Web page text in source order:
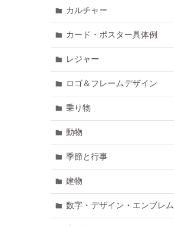
カルチャー
カード・ポスター具体例
レジャー
ロゴ＆フレームデザイン
乗り物
動物
季節と行事
建物
数字・デザイン・エンブレム